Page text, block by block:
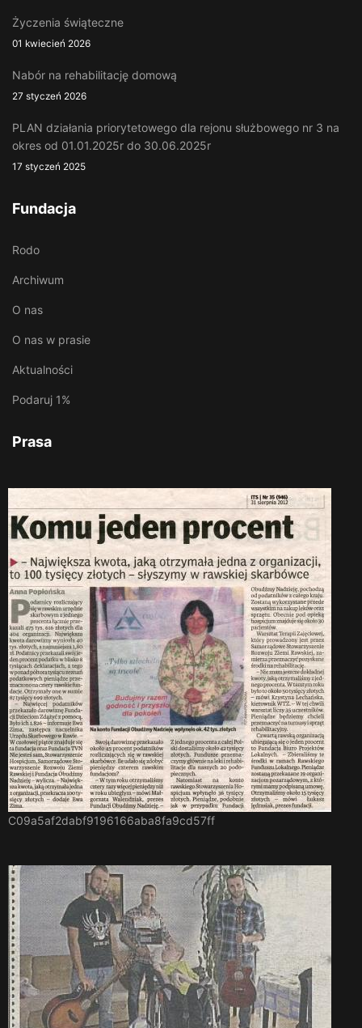
Życzenia świąteczne
01 kwiecień 2026
Nabór na rehabilitację domową
27 styczeń 2026
PLAN działania priorytetowego dla rejonu służbowego nr 3 na
okres od 01.01.2025r do 30.06.2025r
17 styczeń 2025
Fundacja
Rodo
Archiwum
O nas
O nas w prasie
Aktualności
Podaruj 1%
Prasa
C09a5af2dabf9196166aba8fa9cd57ff